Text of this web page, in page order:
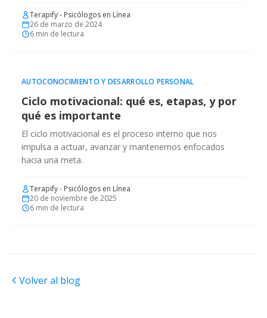
Terapify - Psicólogos en Línea
26 de marzo de 2024
6 min de lectura
AUTOCONOCIMIENTO Y DESARROLLO PERSONAL
Ciclo motivacional: qué es, etapas, y por
qué es importante
El ciclo motivacional es el proceso interno que nos
impulsa a actuar, avanzar y mantenernos enfocados
hacia una meta.
Terapify - Psicólogos en Línea
20 de noviembre de 2025
6 min de lectura
Volver al blog